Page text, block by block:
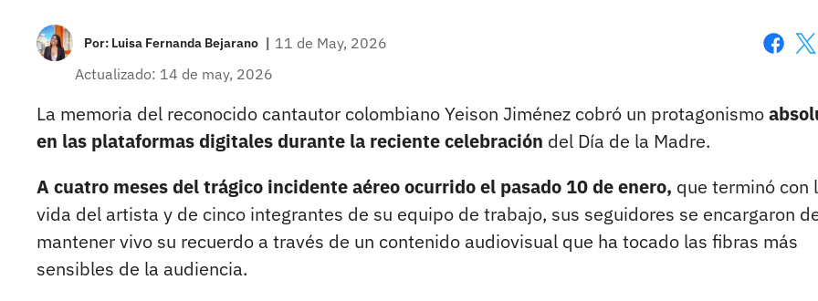
Por: Luisa Fernanda Bejarano | 11 de May, 2026
Actualizado: 14 de may, 2026
La memoria del reconocido cantautor colombiano Yeison Jiménez cobró un protagonismo
en las plataformas digitales durante la reciente celebración del Día de la Madre.
A cuatro meses del trágico incidente aéreo ocurrido el pasado 10 de enero, que terminó con
vida del artista y de cinco integrantes de su equipo de trabajo, sus seguidores se encargaron
mantener vivo su recuerdo a través de un contenido audiovisual que ha tocado las fibras más
sensibles de la audiencia.